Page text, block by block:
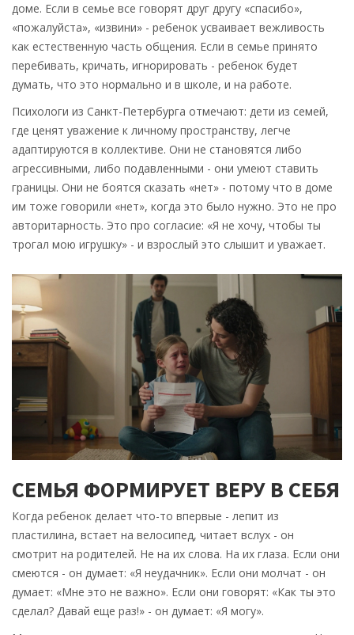
доме. Если в семье все говорят друг другу «спасибо»,
«пожалуйста», «извини» - ребенок усваивает вежливость
как естественную часть общения. Если в семье принято
перебивать, кричать, игнорировать - ребенок будет
думать, что это нормально и в школе, и на работе.
Психологи из Санкт-Петербурга отмечают: дети из семей,
где ценят уважение к личному пространству, легче
адаптируются в коллективе. Они не становятся либо
агрессивными, либо подавленными - они умеют ставить
границы. Они не боятся сказать «нет» - потому что в доме
им тоже говорили «нет», когда это было нужно. Это не про
авторитарность. Это про согласие: «Я не хочу, чтобы ты
трогал мою игрушку» - и взрослый это слышит и уважает.
СЕМЬЯ ФОРМИРУЕТ ВЕРУ В СЕБЯ
Когда ребенок делает что-то впервые - лепит из
пластилина, встает на велосипед, читает вслух - он
смотрит на родителей. Не на их слова. На их глаза. Если они
смеются - он думает: «Я неудачник». Если они молчат - он
думает: «Мне это не важно». Если они говорят: «Как ты это
сделал? Давай еще раз!» - он думает: «Я могу».